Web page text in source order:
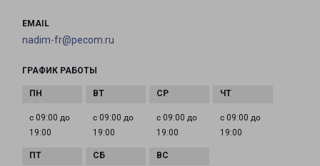
EMAIL
nadim-fr@pecom.ru
ГРАФИК РАБОТЫ
с 09:00 до
19:00
с 09:00 до
19:00
с 09:00 до
19:00
с 09:00 до
19:00